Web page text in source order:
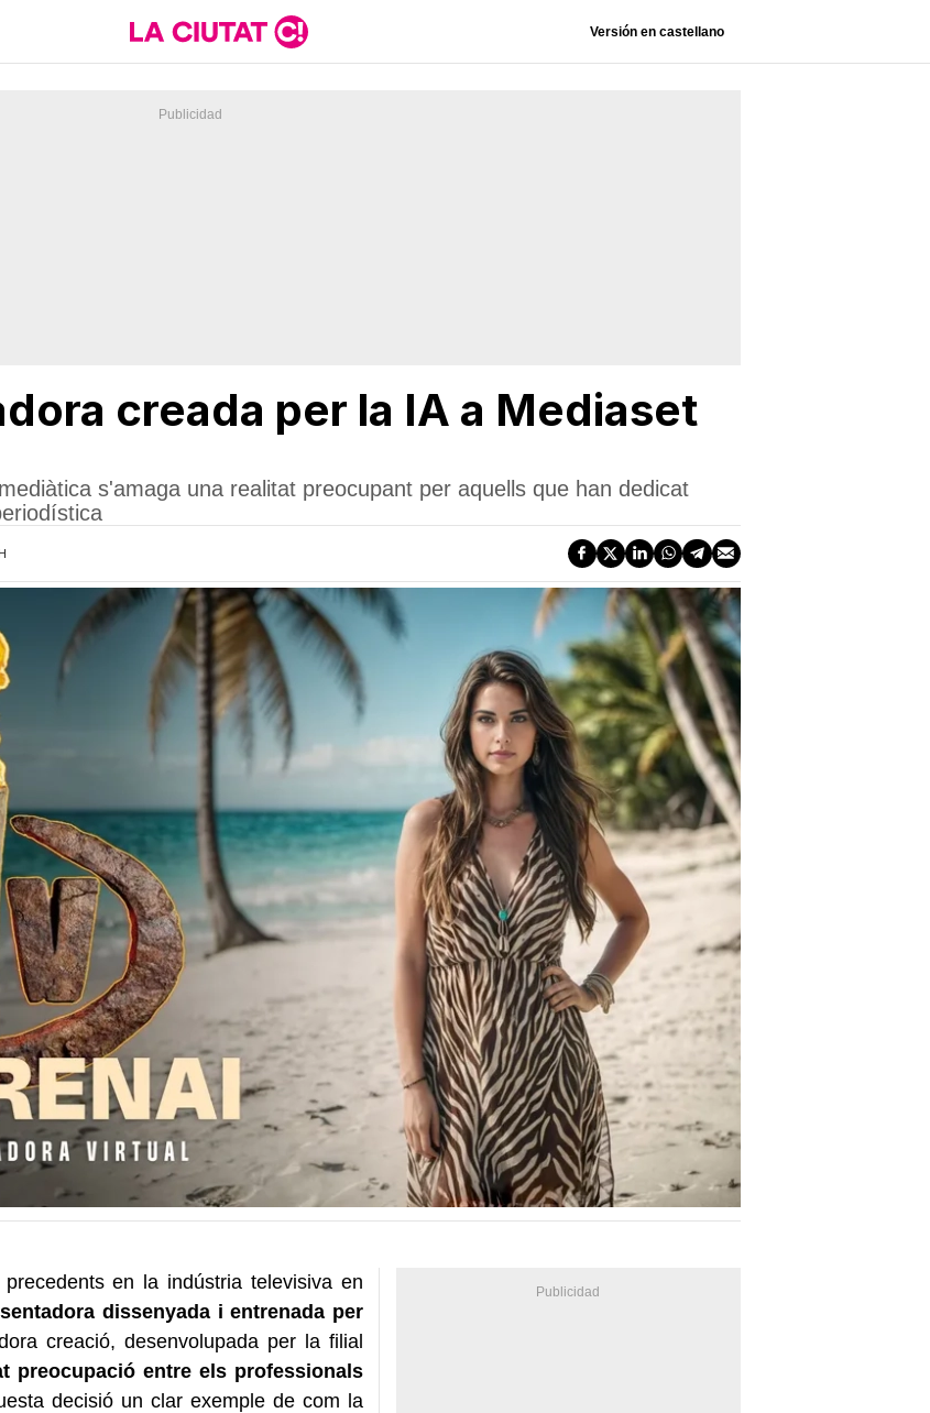
Versión en castellano
creada per la IA a Mediaset
s'amaga una realitat preocupant per aquells que han dedicat
en la indústria televisiva en
dissenyada i entrenada per
creació, desenvolupada per la filial
preocupació entre els professionals
decisió un clar exemple de com la